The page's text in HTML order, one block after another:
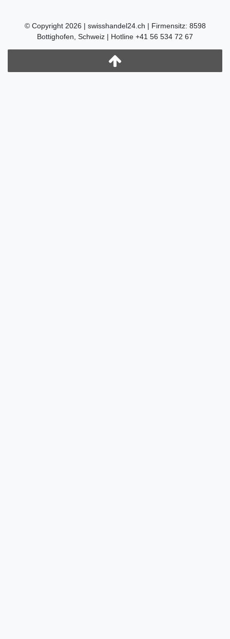
© Copyright 2026 | swisshandel24.ch | Firmensitz: 8598
Bottighofen, Schweiz | Hotline +41 56 534 72 67